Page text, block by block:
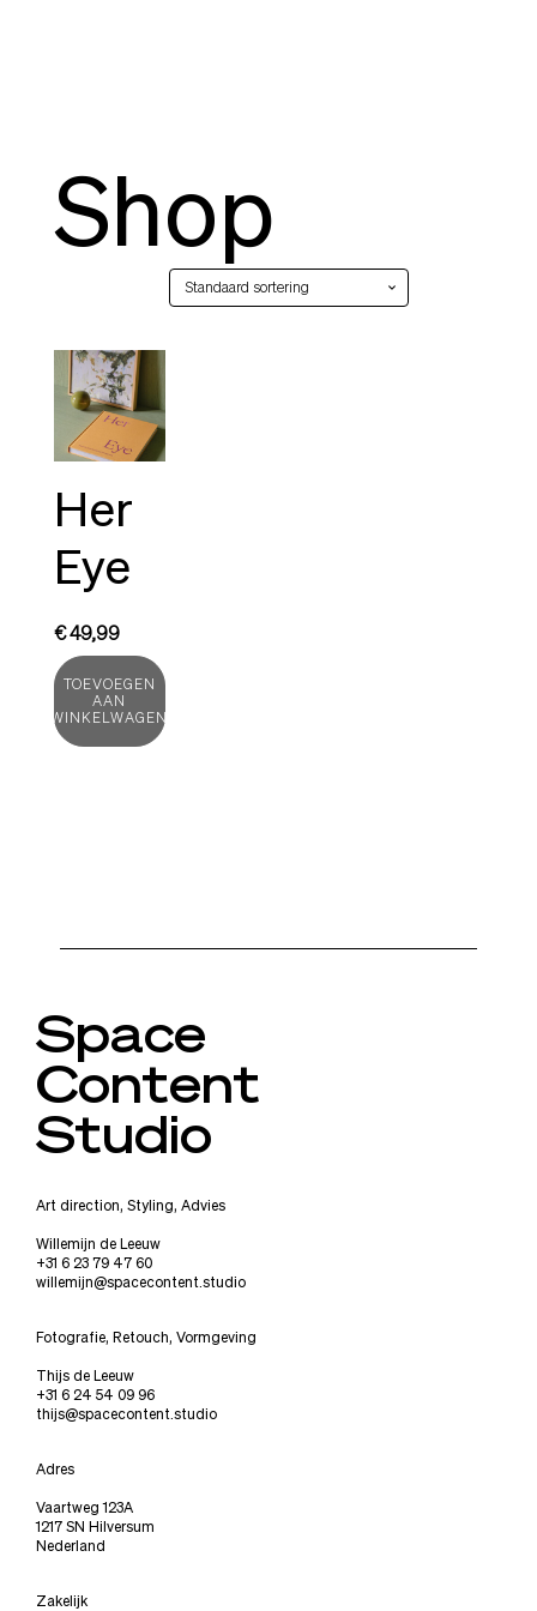
Shop
Her
Eye
€49,99
TOEVOEGEN
AAN
WINKELWAGEN
Space
Content
Studio
Art direction, Styling, Advies
Willemijn de Leeuw
+31 6 23 79 47 60
willemijn@spacecontent.studio
Fotografie, Retouch, Vormgeving
Thijs de Leeuw
+31 6 24 54 09 96
thijs@spacecontent.studio
Adres
Vaartweg 123A
1217 SN Hilversum
Nederland
Zakelijk